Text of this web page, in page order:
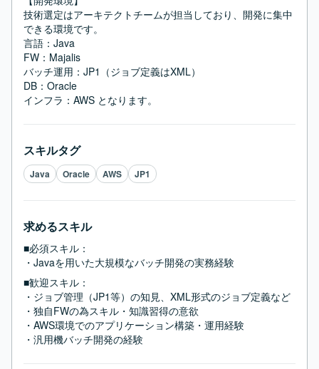
技術選定はアーキテクトチームが担当しており、開発に集中
できる環境です。
言語：Java
FW：Majalis
バッチ運用：JP1（ジョブ定義はXML）
DB：Oracle
インフラ：AWS となります。
スキルタグ
Java Oracle AWS JP1
求めるスキル
■必須スキル：
・Javaを用いた大規模なバッチ開発の実務経験
■歓迎スキル：
・ジョブ管理（JP1等）の知見、XML形式のジョブ定義など
・独自FWの為スキル・知識習得の意欲
・AWS環境でのアプリケーション構築・運用経験
・汎用機バッチ開発の経験